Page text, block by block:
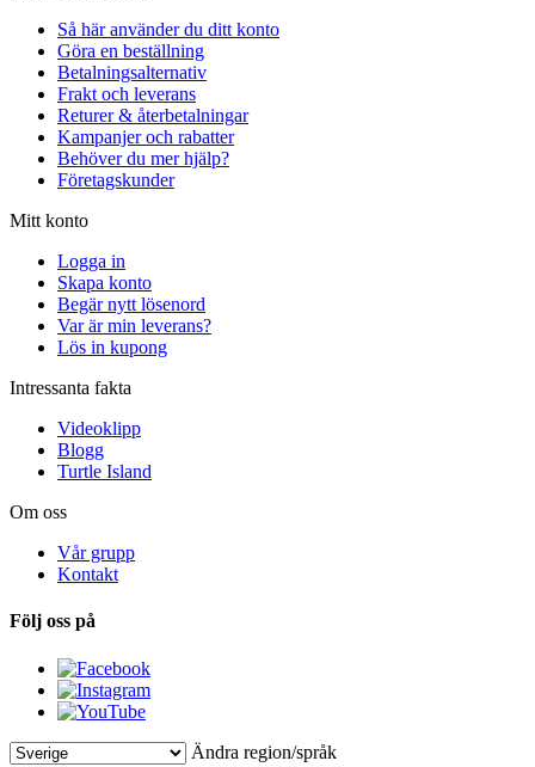
Så här använder du ditt konto
Göra en beställning
Betalningsalternativ
Frakt och leverans
Returer & återbetalningar
Kampanjer och rabatter
Behöver du mer hjälp?
Företagskunder
Mitt konto
Logga in
Skapa konto
Begär nytt lösenord
Var är min leverans?
Lös in kupong
Intressanta fakta
Videoklipp
Blogg
Turtle Island
Om oss
Vår grupp
Kontakt
Följ oss på
Ändra region/språk